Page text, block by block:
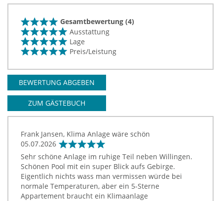
Gesamtbewertung (4)
Ausstattung
Lage
Preis/Leistung
BEWERTUNG ABGEBEN
ZUM GÄSTEBUCH
Frank Jansen, Klima Anlage wäre schön
05.07.2026
Sehr schöne Anlage im ruhige Teil neben Willingen.
Schönen Pool mit ein super Blick aufs Gebirge.
Eigentlich nichts wass man vermissen würde bei
normale Temperaturen, aber ein 5-Sterne
Appartement braucht ein Klimaanlage